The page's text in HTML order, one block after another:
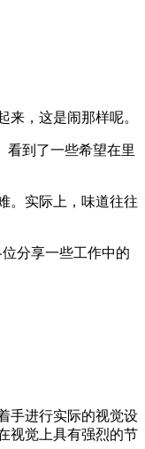
，这是闹那样呢。
看到了一些希望在里
。实际上，味道往往
分享一些工作中的
手进行实际的视觉设
视觉上具有强烈的节